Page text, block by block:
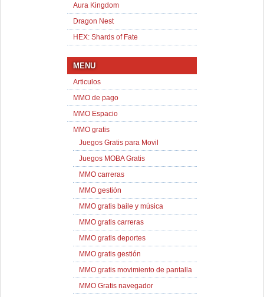
Aura Kingdom
Dragon Nest
HEX: Shards of Fate
MENU
Articulos
MMO de pago
MMO Espacio
MMO gratis
Juegos Gratis para Movil
Juegos MOBA Gratis
MMO carreras
MMO gestión
MMO gratis baile y música
MMO gratis carreras
MMO gratis deportes
MMO gratis gestión
MMO gratis movimiento de pantalla
MMO Gratis navegador